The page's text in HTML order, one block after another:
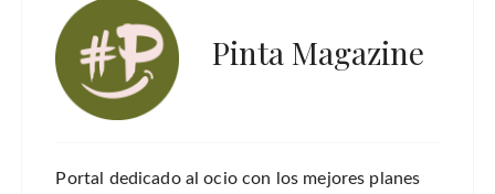
Pinta Magazine
Portal dedicado al ocio con los mejores planes